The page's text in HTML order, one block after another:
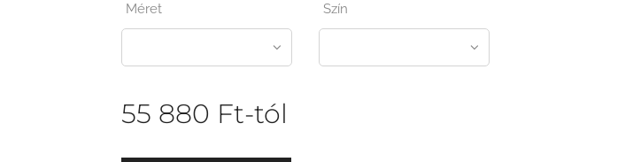
Méret Szín
55 880 Ft-tól